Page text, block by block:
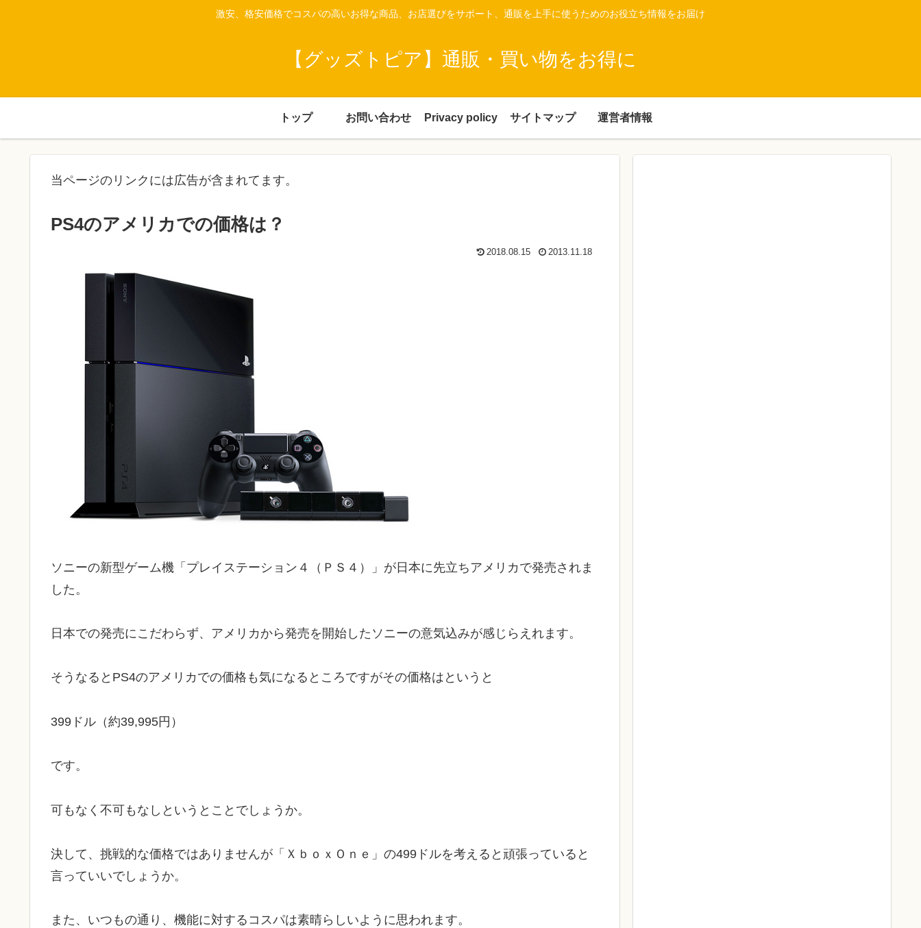
激安、格安価格でコスパの高いお得な商品、お店選びをサポート、通販を上手に使うためのお役立ち情報をお届け
【グッズトピア】通販・買い物をお得に
トップ お問い合わせ Privacy policy サイトマップ 運営者情報
当ページのリンクには広告が含まれてます。
PS4のアメリカでの価格は？
2018.08.15 2013.11.18
ソニーの新型ゲーム機「プレイステーション４（ＰＳ４）」が日本に先立ちアメリカで発売されま
した。
日本での発売にこだわらず、アメリカから発売を開始したソニーの意気込みが感じらえれます。
そうなるとPS4のアメリカでの価格も気になるところですがその価格はというと
399ドル（約39,995円）
です。
可もなく不可もなしというとことでしょうか。
決して、挑戦的な価格ではありませんが「ＸｂｏｘＯｎｅ」の499ドルを考えると頑張っていると
言っていいでしょうか。
また、いつもの通り、機能に対するコスパは素晴らしいように思われます。